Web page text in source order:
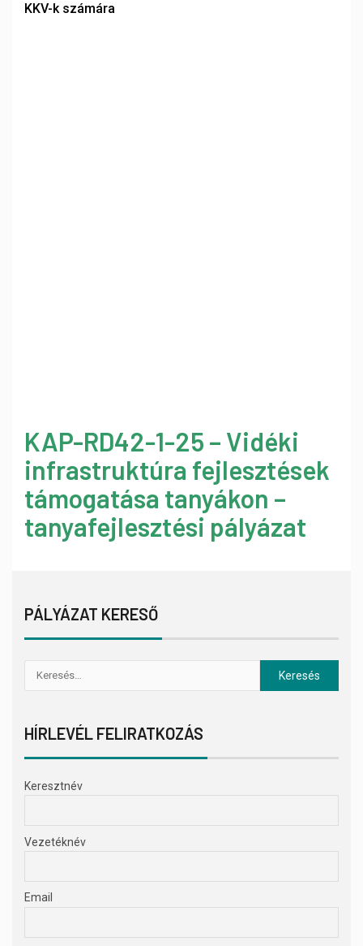
KKV-k számára
KAP-RD42-1-25 – Vidéki
infrastruktúra fejlesztések
támogatása tanyákon –
tanyafejlesztési pályázat
PÁLYÁZAT KERESŐ
HÍRLEVÉL FELIRATKOZÁS
Keresztnév
Vezetéknév
Email